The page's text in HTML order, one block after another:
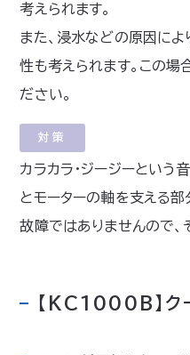
考えられます。
また、浸水などの原因によ
性も考えられます。この場
ださい。
対策
カラカラ・ジージーという
とモーターの軸を支える部
故障ではありませんので、
【KC1000B】ク